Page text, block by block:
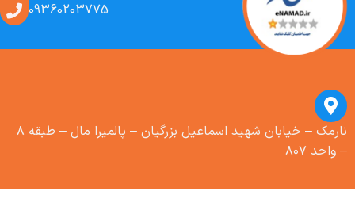
09360203775
نارمک – خیابان شهید اسماعیل بزرگیان – پالمیرا مال – طبقه ۸
– واحد ۸۰۷
اسکرچر
گربه
زمینی
دارای